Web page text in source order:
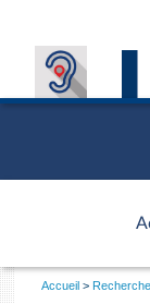
Vous
Accueil Recherche